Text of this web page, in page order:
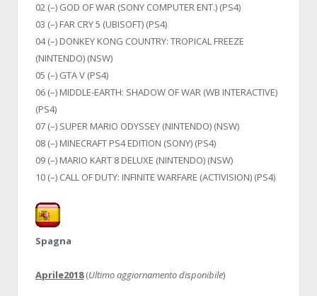
02 (–) GOD OF WAR (SONY COMPUTER ENT.) (PS4)
03 (–) FAR CRY 5 (UBISOFT) (PS4)
04 (–) DONKEY KONG COUNTRY: TROPICAL FREEZE
(NINTENDO) (NSW)
05 (–) GTA V (PS4)
06 (–) MIDDLE-EARTH: SHADOW OF WAR (WB INTERACTIVE)
(PS4)
07 (–) SUPER MARIO ODYSSEY (NINTENDO) (NSW)
08 (–) MINECRAFT PS4 EDITION (SONY) (PS4)
09 (–) MARIO KART 8 DELUXE (NINTENDO) (NSW)
10 (–) CALL OF DUTY: INFINITE WARFARE (ACTIVISION) (PS4)
Spagna
Aprile2018(Ultimo aggiornamento disponibile)